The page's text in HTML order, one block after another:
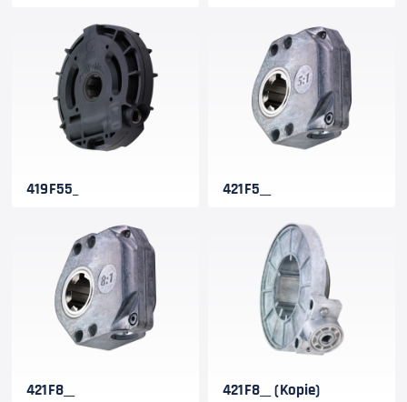
419F55_ 421F5__
421F8__ 421F8__ (Kopie)